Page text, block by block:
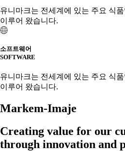
유니마크는 전세계에 있는 주요 식
이루어 왔습니다.
소프트웨어
SOFTWARE
유니마크는 전세계에 있는 주요 식
이루어 왔습니다.
Markem-Imaje
Creating value for our
through innovation and